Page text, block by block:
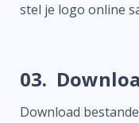
stel je logo online
03.
Download